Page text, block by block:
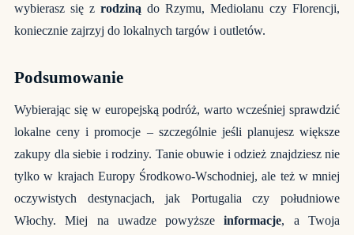
wybierasz się z rodziną do Rzymu, Mediolanu czy Florencji,
koniecznie zajrzyj do lokalnych targów i outletów.
Podsumowanie
Wybierając się w europejską podróż, warto wcześniej sprawdzić
lokalne ceny i promocje – szczególnie jeśli planujesz większe
zakupy dla siebie i rodziny. Tanie obuwie i odzież znajdziesz nie
tylko w krajach Europy Środkowo-Wschodniej, ale też w mniej
oczywistych destynacjach, jak Portugalia czy południowe
Włochy. Miej na uwadze powyższeinformacje, a Twoja